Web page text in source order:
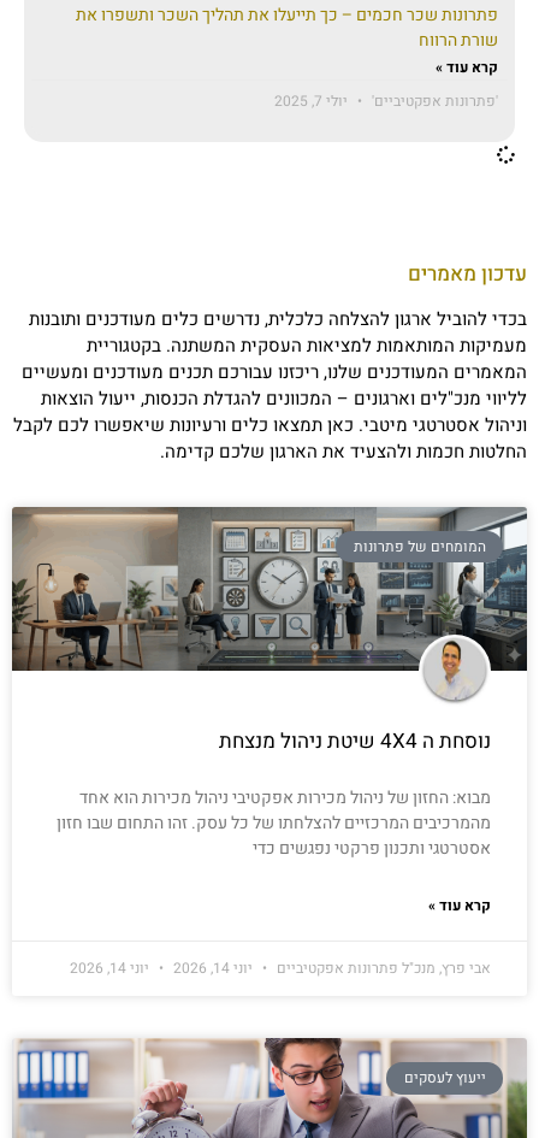
פתרונות שכר חכמים – כך תייעלו את תהליך השכר ותשפרו את
שורת הרווח
קרא עוד »
'פתרונות אפקטיביים'
יולי 7, 2025
עדכון מאמרים
בכדי להוביל ארגון להצלחה כלכלית, נדרשים כלים מעודכנים ותובנות
מעמיקות המותאמות למציאות העסקית המשתנה. בקטגוריית
המאמרים המעודכנים שלנו, ריכזנו עבורכם תכנים מעודכנים ומעשיים
לליווי מנכ"לים וארגונים – המכוונים להגדלת הכנסות, ייעול הוצאות
וניהול אסטרטגי מיטבי. כאן תמצאו כלים ורעיונות שיאפשרו לכם לקבל
החלטות חכמות ולהצעיד את הארגון שלכם קדימה.
המומחים של פתרונות
נוסחת ה 4X4 שיטת ניהול מנצחת
מבוא: החזון של ניהול מכירות אפקטיבי ניהול מכירות הוא אחד
מהמרכיבים המרכזיים להצלחתו של כל עסק. זהו התחום שבו חזון
אסטרטגי ותכנון פרקטי נפגשים כדי
קרא עוד »
אבי פרץ, מנכ"ל פתרונות אפקטיביים יוני 14, 2026 יוני 14, 2026
ייעוץ לעסקים